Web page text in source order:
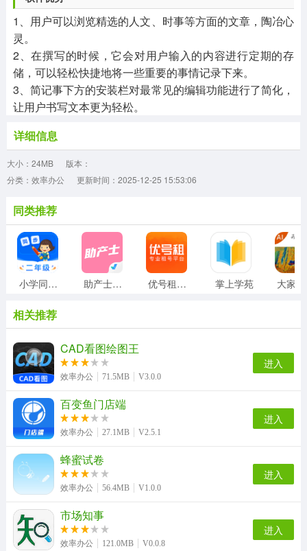
1、用户可以浏览精选的人文、时事等方面的文章，陶冶心
灵。
2、在撰写的时候，它会对用户输入的内容进行定期的存
储，可以轻松快捷地将一些重要的事情记录下来。
3、简记事下方的安装栏对最常见的编辑功能进行了简化，
让用户书写文本更为轻松。
详细信息
大小：24MB
版本：
分类：效率办公
更新时间：2025-12-25 15:53:06
同类推荐
小学同步二年级 助产士考试聚题库 优号租安装 掌上学苑
相关推荐
CAD看图绘图王
效率办公 71.5MB V3.0.0
进入
百变鱼门店端
效率办公 27.1MB V2.5.1
进入
蜂蜜试卷
效率办公 56.4MB V1.0.0
进入
市场知事
效率办公 121.0MB V0.0.8
进入